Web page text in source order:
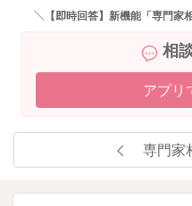
＼【即時回答】新機能「専門家
相
アプリ
専門家